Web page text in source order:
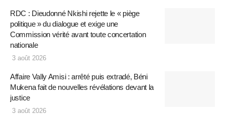
RDC : Dieudonné Nkishi rejette le « piège
politique » du dialogue et exige une
Commission vérité avant toute concertation
nationale
3 août 2026
Affaire Vally Amisi : arrêté puis extradé, Béni
Mukena fait de nouvelles révélations devant la
justice
3 août 2026